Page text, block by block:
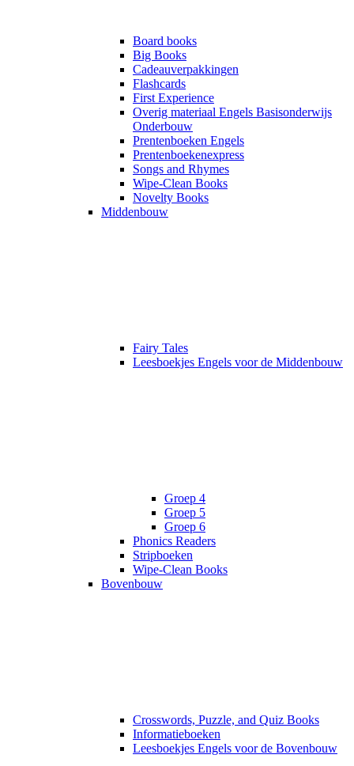
Board books
Big Books
Cadeauverpakkingen
Flashcards
First Experience
Overig materiaal Engels Basisonderwijs
Onderbouw
Prentenboeken Engels
Prentenboekenexpress
Songs and Rhymes
Wipe-Clean Books
Novelty Books
Middenbouw
Fairy Tales
Leesboekjes Engels voor de Middenbouw
Groep 4
Groep 5
Groep 6
Phonics Readers
Stripboeken
Wipe-Clean Books
Bovenbouw
Crosswords, Puzzle, and Quiz Books
Informatieboeken
Leesboekjes Engels voor de Bovenbouw